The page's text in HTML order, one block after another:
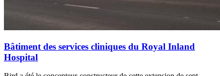
Bâtiment des services cliniques du Royal Inland
Hospital